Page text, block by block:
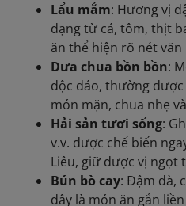
Lẩu mắm: Hương vị
dạng từ cá, tôm, thịt
ăn thể hiện rõ nét
Dưa chua bồn bồn:
độc đáo, thường
món mặn, chua nhẹ
Hải sản tươi sống:
v.v. được chế biến
Liêu, giữ được vị ngọt
Bún bò cay: Đậm đà,
đây là món ăn gắn